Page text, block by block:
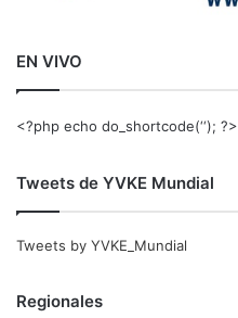
EN VIVO
<?php echo do_shortcode(‘‘); ?>
Tweets de YVKE Mundial
Tweets by YVKE_Mundial
Regionales